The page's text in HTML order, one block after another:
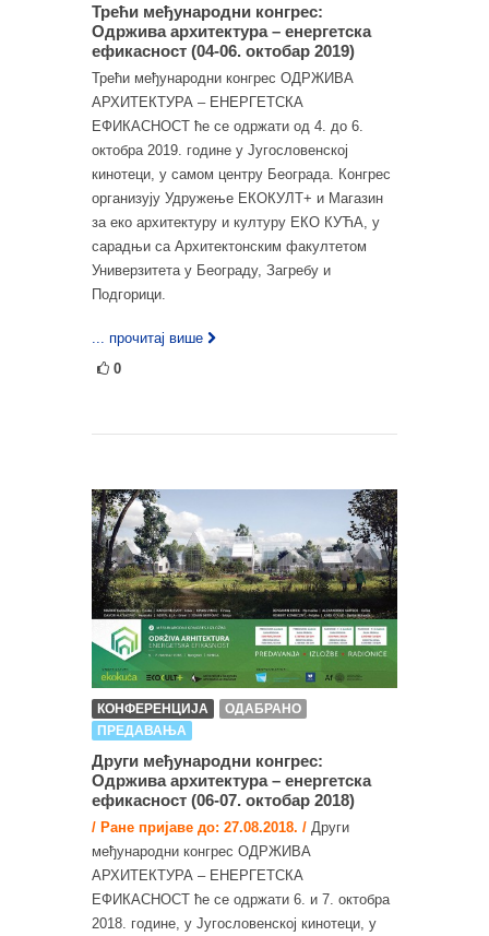
Трећи међународни конгрес:
Одржива архитектура – енергетска
ефикасност (04-06. октобар 2019)
Трећи међународни конгрес ОДРЖИВА
АРХИТЕКТУРА – ЕНЕРГЕТСКА
ЕФИКАСНОСТ ће се одржати од 4. до 6.
октобра 2019. године у Југословенској
кинотеци, у самом центру Београда. Конгрес
организују Удружење ЕКОКУЛТ+ и Магазин
за еко архитектуру и културу ЕКО КУЋА, у
сарадњи са Архитектонским факултетом
Универзитета у Београду, Загребу и
Подгорици.
... прочитај више
0
КОНФЕРЕНЦИЈА
ОДАБРАНО
ПРЕДАВАЊА
Други међународни конгрес:
Одржива архитектура – енергетска
ефикасност (06-07. октобар 2018)
/ Ране пријаве до: 27.08.2018. / Други
међународни конгрес ОДРЖИВА
АРХИТЕКТУРА – ЕНЕРГЕТСКА
ЕФИКАСНОСТ ће се одржати 6. и 7. октобра
2018. године, у Југословенској кинотеци, у